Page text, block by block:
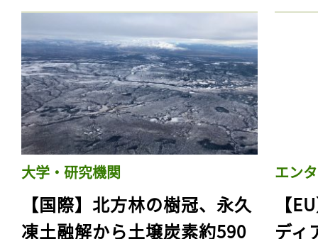
大学・研究機関
【国際】北方林の樹冠、永久
凍土融解から土壌炭素約590
エン
【
ディ